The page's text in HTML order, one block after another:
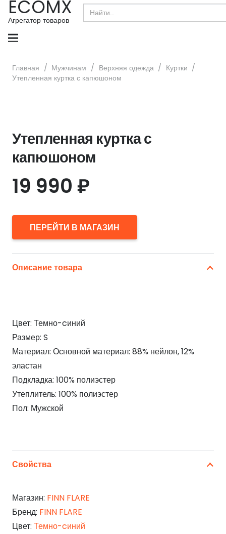
ECOMX
Агрегатор товаров
Search
for:
Главная / Мужчинам / Верхняя одежда / Куртки /
Утепленная куртка с капюшоном
Утепленная куртка с
капюшоном
19 990 ₽
ПЕРЕЙТИ В МАГАЗИН
Описание товара
Цвет: Темно-cиний
Размер: S
Материал: Основной материал: 88% нейлон, 12%
эластан
Подкладка: 100% полиэстер
Утеплитель: 100% полиэстер
Пол: Мужской
Свойства
Магазин: FINN FLARE
Бренд: FINN FLARE
Цвет: Темно-cиний